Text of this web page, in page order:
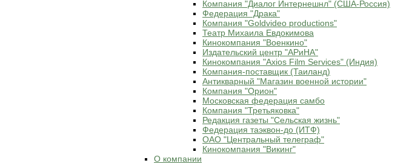
Компания "Диалог Интернешнл" (США-Россия)
Федерация "Драка"
Компания "Goldvideo productions"
Театр Михаила Евдокимова
Кинокомпания "Военкино"
Издательский центр "АРиНА"
Кинокомпания "Axios Film Services" (Индия)
Компания-поставщик (Таиланд)
Антикварный "Магазин военной истории"
Компания "Орион"
Московская федерация самбо
Компания "Третьяковка"
Редакция газеты "Сельская жизнь"
Федерация таэквон-до (ИТФ)
ОАО "Центральный телеграф"
Кинокомпания "Викинг"
О компании